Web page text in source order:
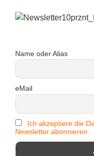
Name oder Alias
eMail
Ich akzeptiere die
Newsletter abonnieren.